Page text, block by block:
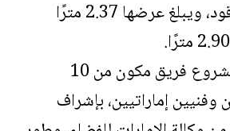
وزن الوقود، ويبلغ عرضها 2.37 مترًا
ونفذ المشروع فريق مكون من 10
إماراتيين، بإشراف